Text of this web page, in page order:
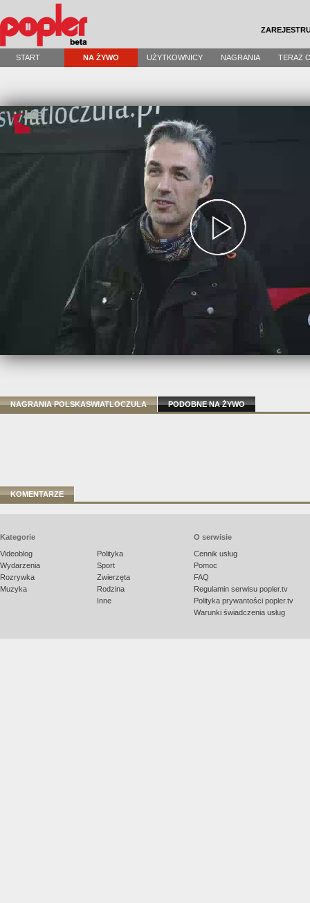
START NA ŻYWO UŻYTKOWNICY NAGRANIA TERAZ
NAGRANIA POLSKASWIATLOCZULA PODOBNE NA ŻYWO
KOMENTARZE
Kategorie
Videoblog
Wydarzenia
Rozrywka
Muzyka
Polityka
Sport
Zwierzęta
Rodzina
Inne
O serwisie
Cennik usług
Pomoc
FAQ
Regulamin serwisu popler.tv
Polityka prywantości popler.tv
Warunki świadczenia usług